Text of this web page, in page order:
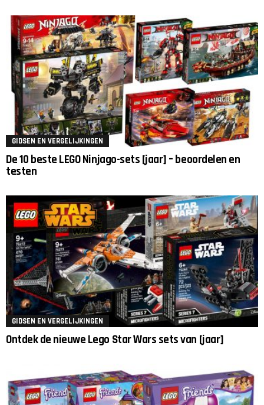
GIDSEN EN VERGELIJKINGEN
De 10 beste LEGO Ninjago-sets [jaar] – beoordelen en
testen
GIDSEN EN VERGELIJKINGEN
Ontdek de nieuwe Lego Star Wars sets van [jaar]